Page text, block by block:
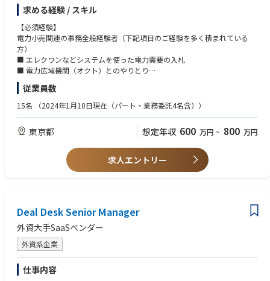
処理時間）・対応効率などのKPI設計と運用
■オペレーションのAI変革： 生成AI（Claude等）を活用したお問い合わせ
対応・後処理・研修・レポーティングの自動化／高度化。お問い合わせが
増えても、お待たせせずにお応えできる体制づくり
■多様化するチャネルへの対応： サブスク（定期購入）と店頭購入が混在
するお客さま対応を整理し、チャネルごとのお問い合わせ特性に応じた応
対設計・オペレーション構築
■VOC（お客さまの声）の活用： お問い合わせから改善インサイトを抽出
し、プロダクト・マーケ・品質保証など関連部署へ連携・改善提案
■お客さま体験価値の向上： 先回りのサポートや、お客さまが不安なく使
い続けられる仕組みづくりなど、お客さま体験（CX）を起点にした施策の
企画・実行（マーケティング／コア事業部と連携）
■CS組織のロードマップ策定： CSが2〜3年後に持つべき機能を定義し、
体制・採用計画を設計。経営陣へ数値で説明・報告
■メンバー・委託先の育成： オペレーターの応対品質向上、ナレッジ・マ
ニュアルの整備と標準化
対応を一つひとつの「応対」ではなくお客さまとの接点として捉え直し、
お客さまにとってのあるべき姿から体験全体を設計していくことを期待し
ています。何が正解かは私たちもまだ模索の途中です。お客さま体験（C
X）やブランド価値の向上まで含めて、経営・事業側とともにディスカッ
ションしながら、一緒につくっていければと考えています。
〇当社のミッションに共感し、当事者意識を持って組織を前に進められる
方
【業務で利用するツール/ソフトウェア】
〇Slack
〇Notion
〇Google Workspace
〇チャネルトーク（顧客対応）
〇Microsoft Office
〇Redash
〇Gemini
〇Claude
〇Notion AI
※その他業務で必要なAIツールについては積極的に導入予定
具体的な業務内容として、
■ 電力広域機関（オクト）とのやりとり
■ エレクワンなどシステムを使った電力需要の入札
■ 電力データ集計、請求書作成等
■ 太陽光PPAの発電量実測管理
■ 報告関連（デントリネット、CO2排出係数など）
※WLBを担保しながら、電力小売の知見＆経験を活かせるポジションとな
ります。
求める経験 / スキル
【必須経験】
電力小売関連の事務全般経験者（下記項目のご経験を多く積まれている
方）
■ エレクワンなどシステムを使った電力需要の入札
■ 電力広域機関（オクト）とのやりとり
■ 電力データ集計、請求書作成等
■ 太陽光PPAの発電量実測管理
■ 報告関連（デントリネット、CO2排出係数など）
【歓迎経験】
■電力業界での経験
■特に請求書作成用のシステムに関する経験・知識、JEPX市場での電力の
入札作業、毎月の報告書関連に関する経験がある方
従業員数
15名 （2024年1月10日現在（パート・業務委託4名含））
東京都 想定年収 600 万円 ~ 800 万円
求人エントリー
Deal Desk Senior Manager
外資大手SaaSベンダー
外資系企業
仕事内容